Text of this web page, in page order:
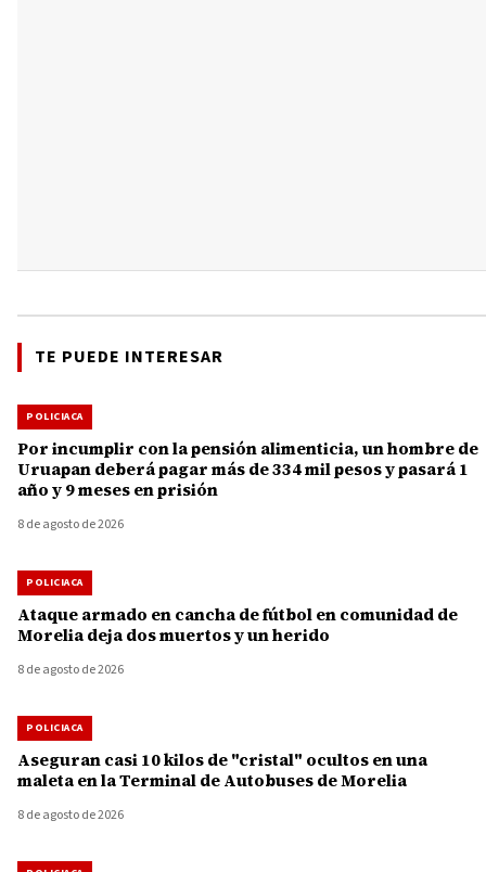
TE PUEDE INTERESAR
POLICIACA
Por incumplir con la pensión alimenticia, un hombre de
Uruapan deberá pagar más de 334 mil pesos y pasará 1
año y 9 meses en prisión
8 de agosto de 2026
POLICIACA
Ataque armado en cancha de fútbol en comunidad de
Morelia deja dos muertos y un herido
8 de agosto de 2026
POLICIACA
Aseguran casi 10 kilos de "cristal" ocultos en una
maleta en la Terminal de Autobuses de Morelia
8 de agosto de 2026